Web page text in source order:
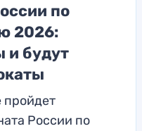
по
2026:
и будут
пройдет
России по